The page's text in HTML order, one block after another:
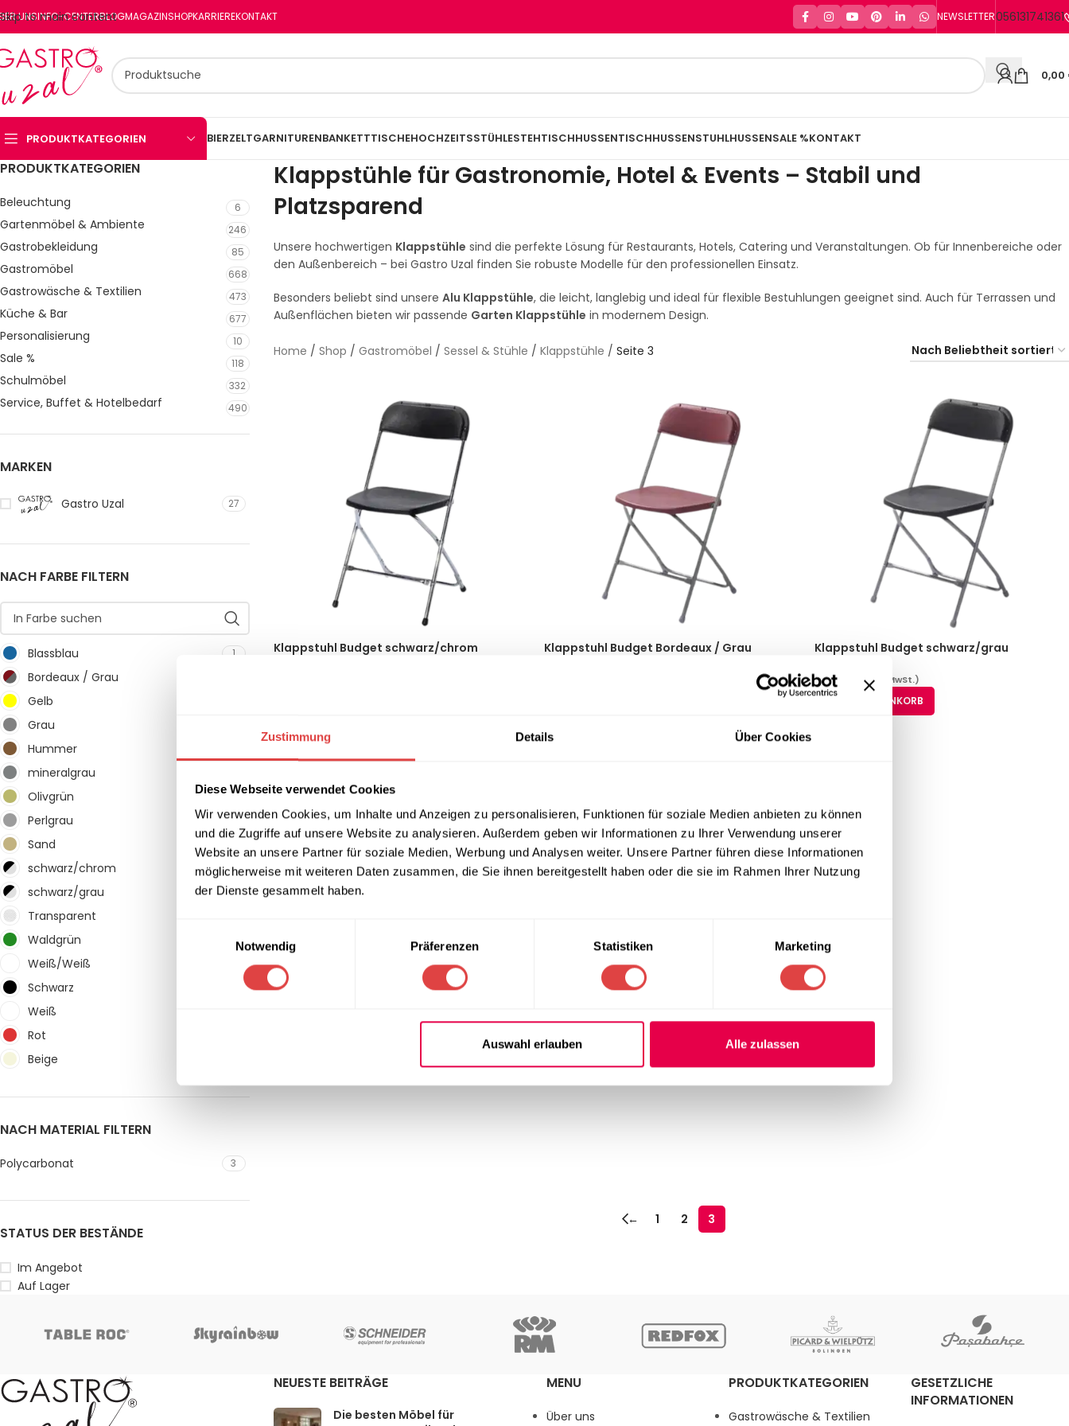
Zustimmung Details Über Cookies
Diese Webseite verwendet Cookies
Wir verwenden Cookies, um Inhalte und Anzeigen zu personalisieren, Funktionen für soziale Medien anbieten zu können
und die Zugriffe auf unsere Website zu analysieren. Außerdem geben wir Informationen zu Ihrer Verwendung unserer
Website an unsere Partner für soziale Medien, Werbung und Analysen weiter. Unsere Partner führen diese Informationen
möglicherweise mit weiteren Daten zusammen, die Sie ihnen bereitgestellt haben oder die sie im Rahmen Ihrer Nutzung
der Dienste gesammelt haben.
Notwendig
Präferenzen Statistiken Marketing
Auswahl erlauben Alle zulassen
Skip to main content
UNSINFO-CENTERBLOGMAGAZINSHOPKARRIEREKONTAKT NEWSLETTER056131741361
0,00
PRODUKTKATEGORIEN BIERZELTGARNITURENBANKETTTISCHEHOCHZEITSSTÜHLESTEHTISCHHUSSENTISCHHUSSENSTUHLHUSSENSALE %KONTAKT
PRODUKTKATEGORIEN
Beleuchtung 6
Gartenmöbel & Ambiente 246
Gastrobekleidung 85
Gastromöbel 668
Gastrowäsche & Textilien 473
Küche & Bar 677
Personalisierung 10
Sale % 118
Schulmöbel 332
Service, Buffet & Hotelbedarf 490
MARKEN
Gastro Uzal 27
NACH FARBE FILTERN
Blassblau 1
Bordeaux / Grau
Gelb
Grau
Hummer
mineralgrau
Olivgrün 1
Perlgrau 1
Sand
schwarz/chrom 1
schwarz/grau 1
Transparent
Waldgrün
Weiß/Weiß
Schwarz
Weiß
Rot
Beige
NACH MATERIAL FILTERN
Polycarbonat 3
STATUS DER BESTÄNDE
Im Angebot
Auf Lager
Klappstühle für Gastronomie, Hotel & Events – Stabil und
Platzsparend
Unsere hochwertigen Klappstühle sind die perfekte Lösung für Restaurants, Hotels, Catering und Veranstaltungen. Ob für Innenbereiche oder
den Außenbereich – bei Gastro Uzal finden Sie robuste Modelle für den professionellen Einsatz.
Besonders beliebt sind unsere Alu Klappstühle, die leicht, langlebig und ideal für flexible Bestuhlungen geeignet sind. Auch für Terrassen und
Außenflächen bieten wir passende Garten Klappstühle in modernem Design.
Home / Shop / Gastromöbel / Sessel & Stühle / Klappstühle / Seite 3
Klappstuhl Budget schwarz/chrom
Klappstuhl Budget Bordeaux / Grau
Klappstuhl Budget schwarz/grau
35,64
(inkl. MwSt.)
IN DEN WARENKORB
← 1 2 3
NEUESTE BEITRÄGE
Die besten Möbel für
MENU
Über uns
PRODUKTKATEGORIEN
Gastrowäsche & Textilien
GESETZLICHE
INFORMATIONEN